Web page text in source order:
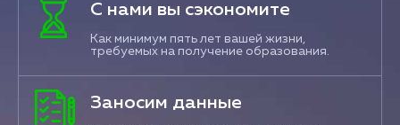
С нами вы сэкономите
Как минимум пять лет вашей жизни,
требуемых на получение образования.
Заносим данные